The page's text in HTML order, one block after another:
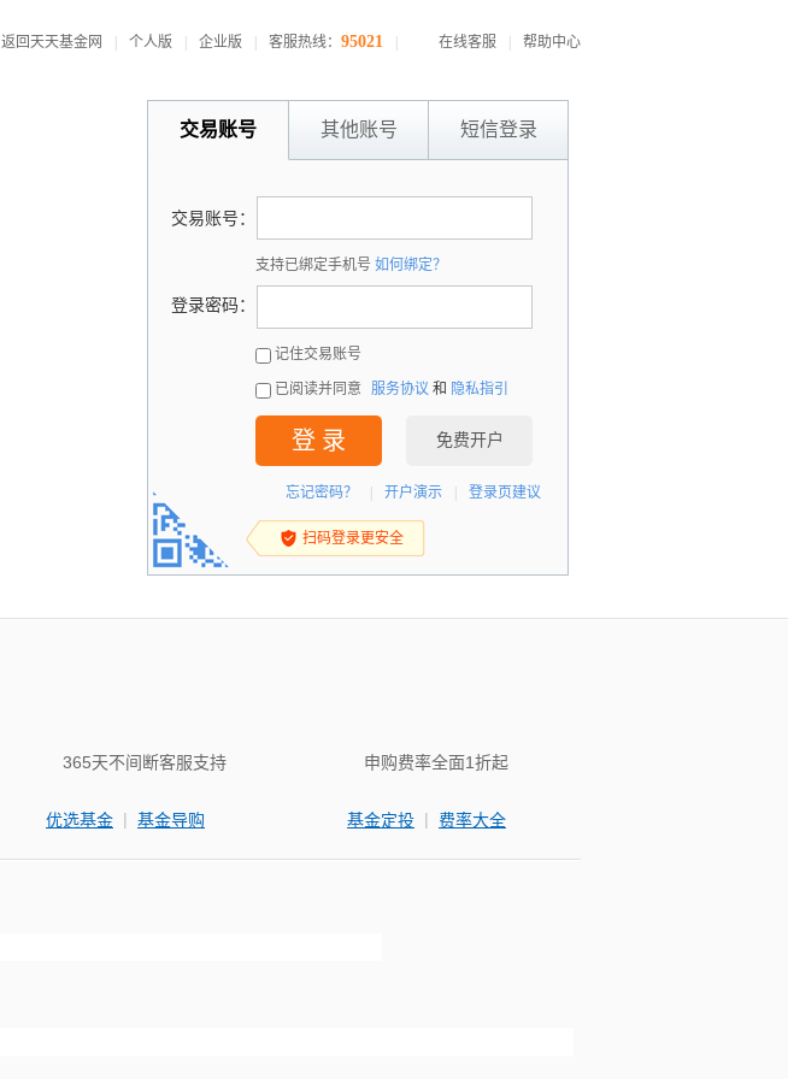
返回天天基金网 个人版 企业版 客服热线： 95021 在线客服 帮助中心
交易账号 其他账号 短信登录
交易账号：
支持已绑定手机号 如何绑定？
登录密码：
记住交易账号
已阅读并同意 服务协议 和 隐私指引
登 录 免费开户
忘记密码？ 开户演示 登录页建议
扫码登录更安全
365天不间断客服支持
优选基金 | 基金导购
申购费率全面1折起
基金定投 | 费率大全